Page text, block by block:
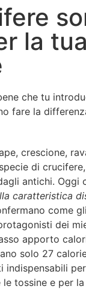
la tua
che tu
fare la
crescione,
di
antichi. Oggi
caratteristica
come
dei
apporto
solo 27
indispensabili
le tossine e per